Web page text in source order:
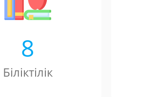
8
Біліктілік